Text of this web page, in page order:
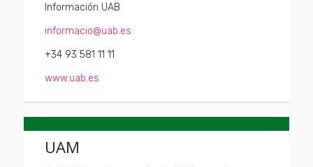
Información UAB
informacio@uab.es
+34 93 581 11 11
www.uab.es
UAM